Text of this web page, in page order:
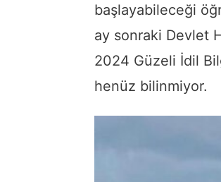
başlayabileceği
ay sonraki Devlet
2024 Güzeli İdil
henüz bilinmiyor.